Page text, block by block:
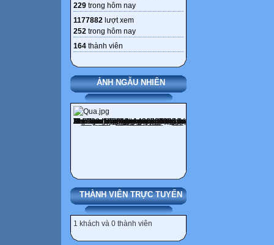
229 trong hôm nay
1177882 lượt xem
252 trong hôm nay
164 thành viên
ẢNH NGẪU NHIÊN
THÀNH VIÊN TRỰC TUYẾN
1 khách và 0 thành viên